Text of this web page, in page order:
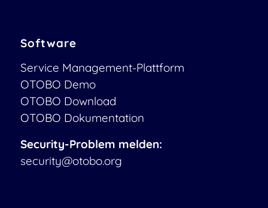
Software
Service Management-Plattform
OTOBO Demo
OTOBO Download
OTOBO Dokumentation
Security-Problem melden:
security@otobo.org